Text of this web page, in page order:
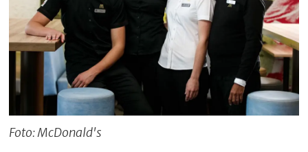
Foto: McDonald's